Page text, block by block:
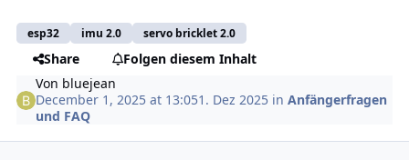
esp32 imu 2.0 servo bricklet 2.0
Share
Folgen diesem Inhalt
Von bluejean
December 1, 2025 at 13:051. Dez 2025 inAnfängerfragen
und FAQ